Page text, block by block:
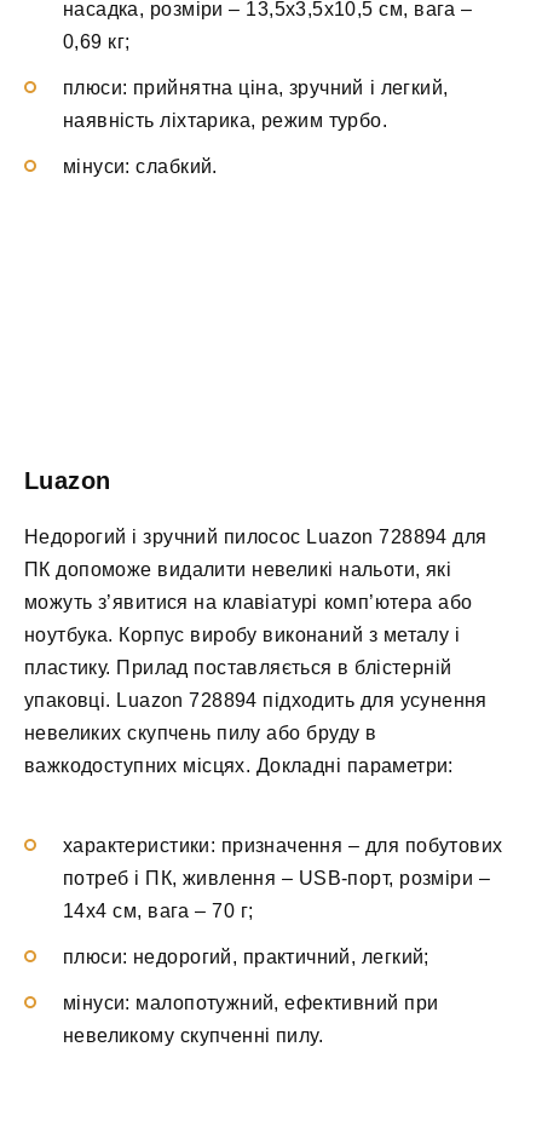
насадка, розміри – 13,5х3,5х10,5 см, вага –
0,69 кг;
плюси: прийнятна ціна, зручний і легкий,
наявність ліхтарика, режим турбо.
мінуси: слабкий.
Luazon
Недорогий і зручний пилосос Luazon 728894 для
ПК допоможе видалити невеликі нальоти, які
можуть з’явитися на клавіатурі комп’ютера або
ноутбука. Корпус виробу виконаний з металу і
пластику. Прилад поставляється в блістерній
упаковці. Luazon 728894 підходить для усунення
невеликих скупчень пилу або бруду в
важкодоступних місцях. Докладні параметри:
характеристики: призначення – для побутових
потреб і ПК, живлення – USB-порт, розміри –
14х4 см, вага – 70 г;
плюси: недорогий, практичний, легкий;
мінуси: малопотужний, ефективний при
невеликому скупченні пилу.